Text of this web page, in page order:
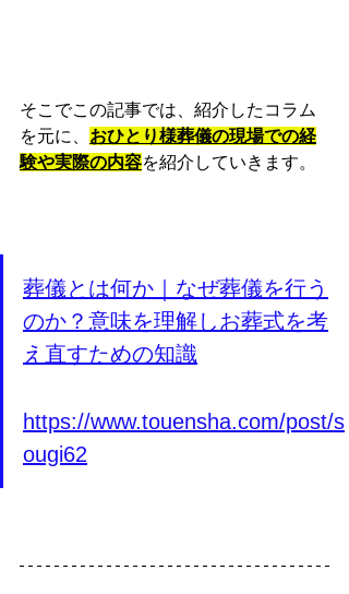
そこでこの記事では、紹介したコラム
を元に、 おひとり様葬儀の現場での経
験や実際の内容を紹介していきます。
葬儀とは何か｜なぜ葬儀を行う
のか？意味を理解しお葬式を考
え直すための知識
https://www.touensha.com/post/s
ougi62